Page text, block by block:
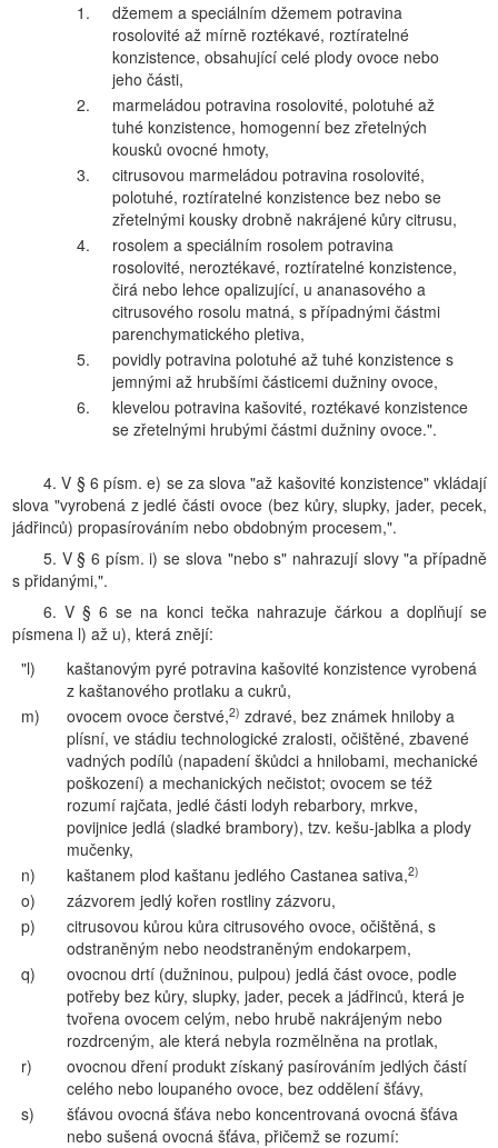
1.
džemem a speciálním džemem potravina
rosolovité až mírně roztékavé, roztíratelné
konzistence, obsahující celé plody ovoce nebo
jeho části,
2.
marmeládou potravina rosolovité, polotuhé až
tuhé konzistence, homogenní bez zřetelných
kousků ovocné hmoty,
3.
citrusovou marmeládou potravina rosolovité,
polotuhé, roztíratelné konzistence bez nebo se
zřetelnými kousky drobně nakrájené kůry citrusu,
4.
rosolem a speciálním rosolem potravina
rosolovité, neroztékavé, roztíratelné konzistence,
čirá nebo lehce opalizující, u ananasového a
citrusového rosolu matná, s případnými částmi
parenchymatického pletiva,
5.
povidly potravina polotuhé až tuhé konzistence s
jemnými až hrubšími částicemi dužniny ovoce,
6.
klevelou potravina kašovité, roztékavé konzistence
se zřetelnými hrubými částmi dužniny ovoce.".
4. V § 6 písm. e) se za slova "až kašovité konzistence" vkládají
slova "vyrobená z jedlé části ovoce (bez kůry, slupky, jader, pecek,
jádřinců) propasírováním nebo obdobným procesem,".
5. V § 6 písm. i) se slova "nebo s" nahrazují slovy "a případně
s přidanými,".
6. V § 6 se na konci tečka nahrazuje čárkou a doplňují se
písmena l) až u), která znějí:
"l)
kaštanovým pyré potravina kašovité konzistence vyrobená
z kaštanového protlaku a cukrů,
m)
ovocem ovoce čerstvé,2) zdravé, bez známek hniloby a
plísní, ve stádiu technologické zralosti, očištěné, zbavené
vadných podílů (napadení škůdci a hnilobami, mechanické
poškození) a mechanických nečistot; ovocem se též
rozumí rajčata, jedlé části lodyh rebarbory, mrkve,
povijnice jedlá (sladké brambory), tzv. kešu-jablka a plody
mučenky,
n)
kaštanem plod kaštanu jedlého Castanea sativa,2)
o)
zázvorem jedlý kořen rostliny zázvoru,
p)
citrusovou kůrou kůra citrusového ovoce, očištěná, s
odstraněným nebo neodstraněným endokarpem,
q)
ovocnou drtí (dužninou, pulpou) jedlá část ovoce, podle
potřeby bez kůry, slupky, jader, pecek a jádřinců, která je
tvořena ovocem celým, nebo hrubě nakrájeným nebo
rozdrceným, ale která nebyla rozmělněna na protlak,
r)
ovocnou dření produkt získaný pasírováním jedlých částí
celého nebo loupaného ovoce, bez oddělení šťávy,
s)
šťávou ovocná šťáva nebo koncentrovaná ovocná šťáva
nebo sušená ovocná šťáva, přičemž se rozumí: